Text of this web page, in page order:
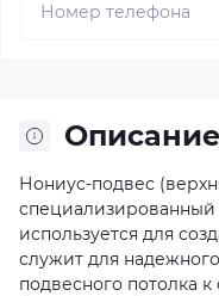
Описание
Нониус-подвес
используется для
служит для
подвесного потолка